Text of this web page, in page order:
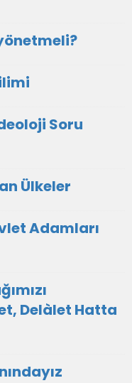
Soru
Ülkeler
Adamları
Delàlet Hatta